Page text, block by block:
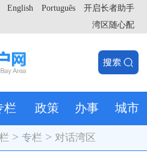
开启长者助手
Português
English
湾区随心配
栏 政策 办事 城市
>专栏 > 对话湾区